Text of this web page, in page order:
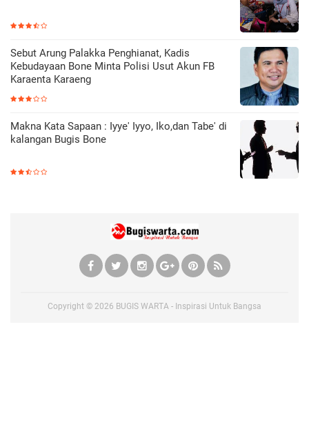
Sebut Arung Palakka Penghianat, Kadis
Kebudayaan Bone Minta Polisi Usut Akun FB
Karaenta Karaeng
Makna Kata Sapaan : Iyye' Iyyo, Iko,dan Tabe' di
kalangan Bugis Bone
Copyright © 2026 BUGIS WARTA - Inspirasi Untuk Bangsa